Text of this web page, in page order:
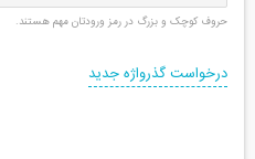
حروف کوچک و بزرگ در رمز ورودتان مهم هستند.
درخواست گذرواژه جدید